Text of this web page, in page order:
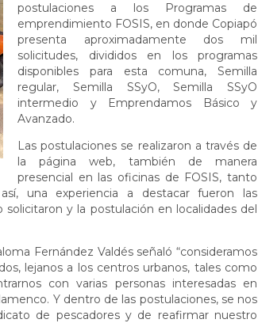
postulaciones a los Programas de
emprendimiento FOSIS, en donde Copiapó
presenta aproximadamente dos mil
solicitudes, divididos en los programas
disponibles para esta comuna, Semilla
regular, Semilla SSyO, Semilla SSyO
intermedio y Emprendamos Básico y
Avanzado.
Las postulaciones se realizaron a través de
la página web, también de manera
presencial en las oficinas de FOSIS, tanto
una experiencia a destacar fueron las
y la postulación en localidades del
Fernández Valdés señaló “consideramos
lejanos a los centros urbanos, tales como
con varias personas interesadas en
Y dentro de las postulaciones, se nos
de pescadores y de reafirmar nuestro